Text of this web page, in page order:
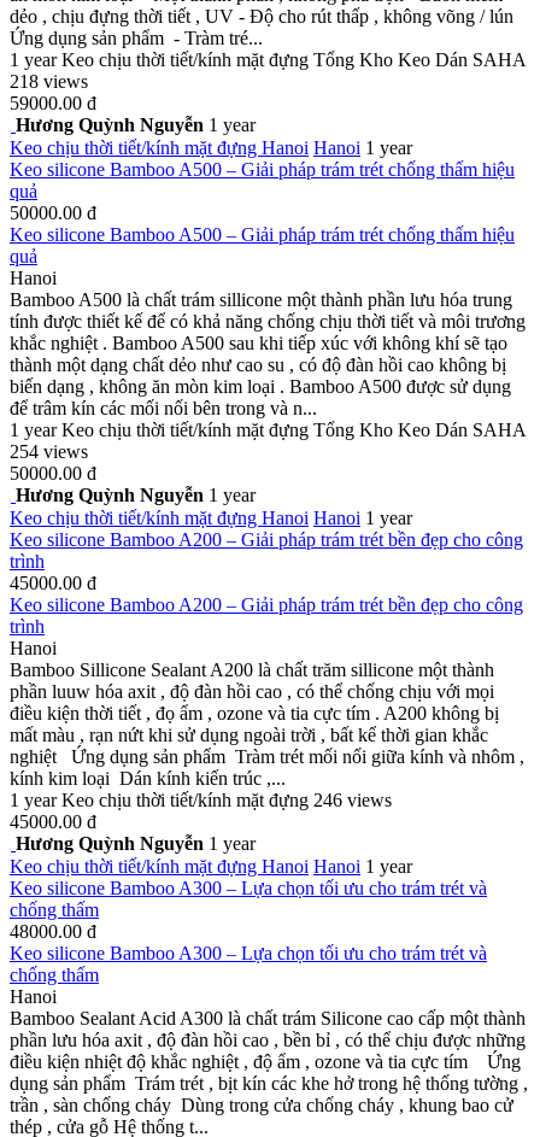
dẻo , chịu đựng thời tiết , UV - Độ cho rút thấp , không võng / lún
Ứng dụng sản phẩm - Tràm tré...
1 year Keo chịu thời tiết/kính mặt đựng Tổng Kho Keo Dán SAHA
218 views
59000.00 đ
Hương Quỳnh Nguyễn 1 year
Keo chịu thời tiết/kính mặt đựng Hanoi Hanoi 1 year
Keo silicone Bamboo A500 – Giải pháp trám trét chống thấm hiệu
quả
50000.00 đ
Keo silicone Bamboo A500 – Giải pháp trám trét chống thấm hiệu
quả
Hanoi
Bamboo A500 là chất trám sillicone một thành phần lưu hóa trung
tính được thiết kế để có khả năng chống chịu thời tiết và môi trương
khắc nghiệt . Bamboo A500 sau khi tiếp xúc với không khí sẽ tạo
thành một dạng chất dẻo như cao su , có độ đàn hồi cao không bị
biến dạng , không ăn mòn kim loại . Bamboo A500 được sử dụng
để trâm kín các mối nối bên trong và n...
1 year Keo chịu thời tiết/kính mặt đựng Tổng Kho Keo Dán SAHA
254 views
50000.00 đ
Hương Quỳnh Nguyễn 1 year
Keo chịu thời tiết/kính mặt đựng Hanoi Hanoi 1 year
Keo silicone Bamboo A200 – Giải pháp trám trét bền đẹp cho công
trình
45000.00 đ
Keo silicone Bamboo A200 – Giải pháp trám trét bền đẹp cho công
trình
Hanoi
Bamboo Sillicone Sealant A200 là chất trăm sillicone một thành
phần luuw hóa axit , độ đàn hồi cao , có thể chống chịu với mọi
điều kiện thời tiết , đọ ẩm , ozone và tia cực tím . A200 không bị
mất màu , rạn nứt khi sử dụng ngoài trời , bất kể thời gian khắc
nghiệt Ứng dụng sản phẩm Tràm trét mối nối giữa kính và nhôm ,
kính kim loại Dán kính kiến trúc ,...
1 year Keo chịu thời tiết/kính mặt đựng 246 views
45000.00 đ
Hương Quỳnh Nguyễn 1 year
Keo chịu thời tiết/kính mặt đựng Hanoi Hanoi 1 year
Keo silicone Bamboo A300 – Lựa chọn tối ưu cho trám trét và
chống thấm
48000.00 đ
Keo silicone Bamboo A300 – Lựa chọn tối ưu cho trám trét và
chống thấm
Hanoi
Bamboo Sealant Acid A300 là chất trám Silicone cao cấp một thành
phần lưu hóa axit , độ đàn hồi cao , bền bỉ , có thể chịu được những
điều kiện nhiệt độ khắc nghiệt , độ ẩm , ozone và tia cực tím Ứng
dụng sản phẩm Trám trét , bịt kín các khe hở trong hệ thống tường ,
trần , sàn chống cháy Dùng trong cửa chống cháy , khung bao cử
thép , cửa gỗ Hệ thống t...